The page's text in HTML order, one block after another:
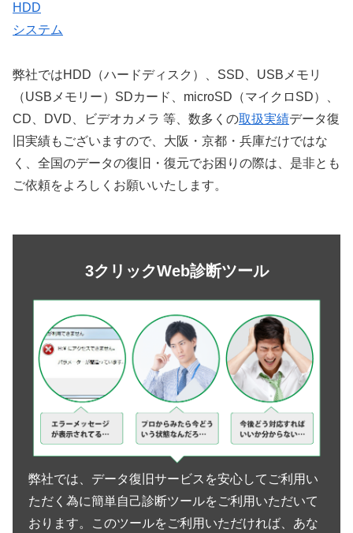
HDD
システム
弊社ではHDD（ハードディスク）、SSD、USBメモリ
（USBメモリー）SDカード、microSD（マイクロSD）、
CD、DVD、ビデオカメラ 等、数多くの取扱実績データ復
旧実績もございますので、大阪・京都・兵庫だけではな
く、全国のデータの復旧・復元でお困りの際は、是非とも
ご依頼をよろしくお願いいたします。
3クリックWeb診断ツール
弊社では、データ復旧サービスを安心してご利用い
ただく為に簡単自己診断ツールをご利用いただいて
おります。このツールをご利用いただければ、あな